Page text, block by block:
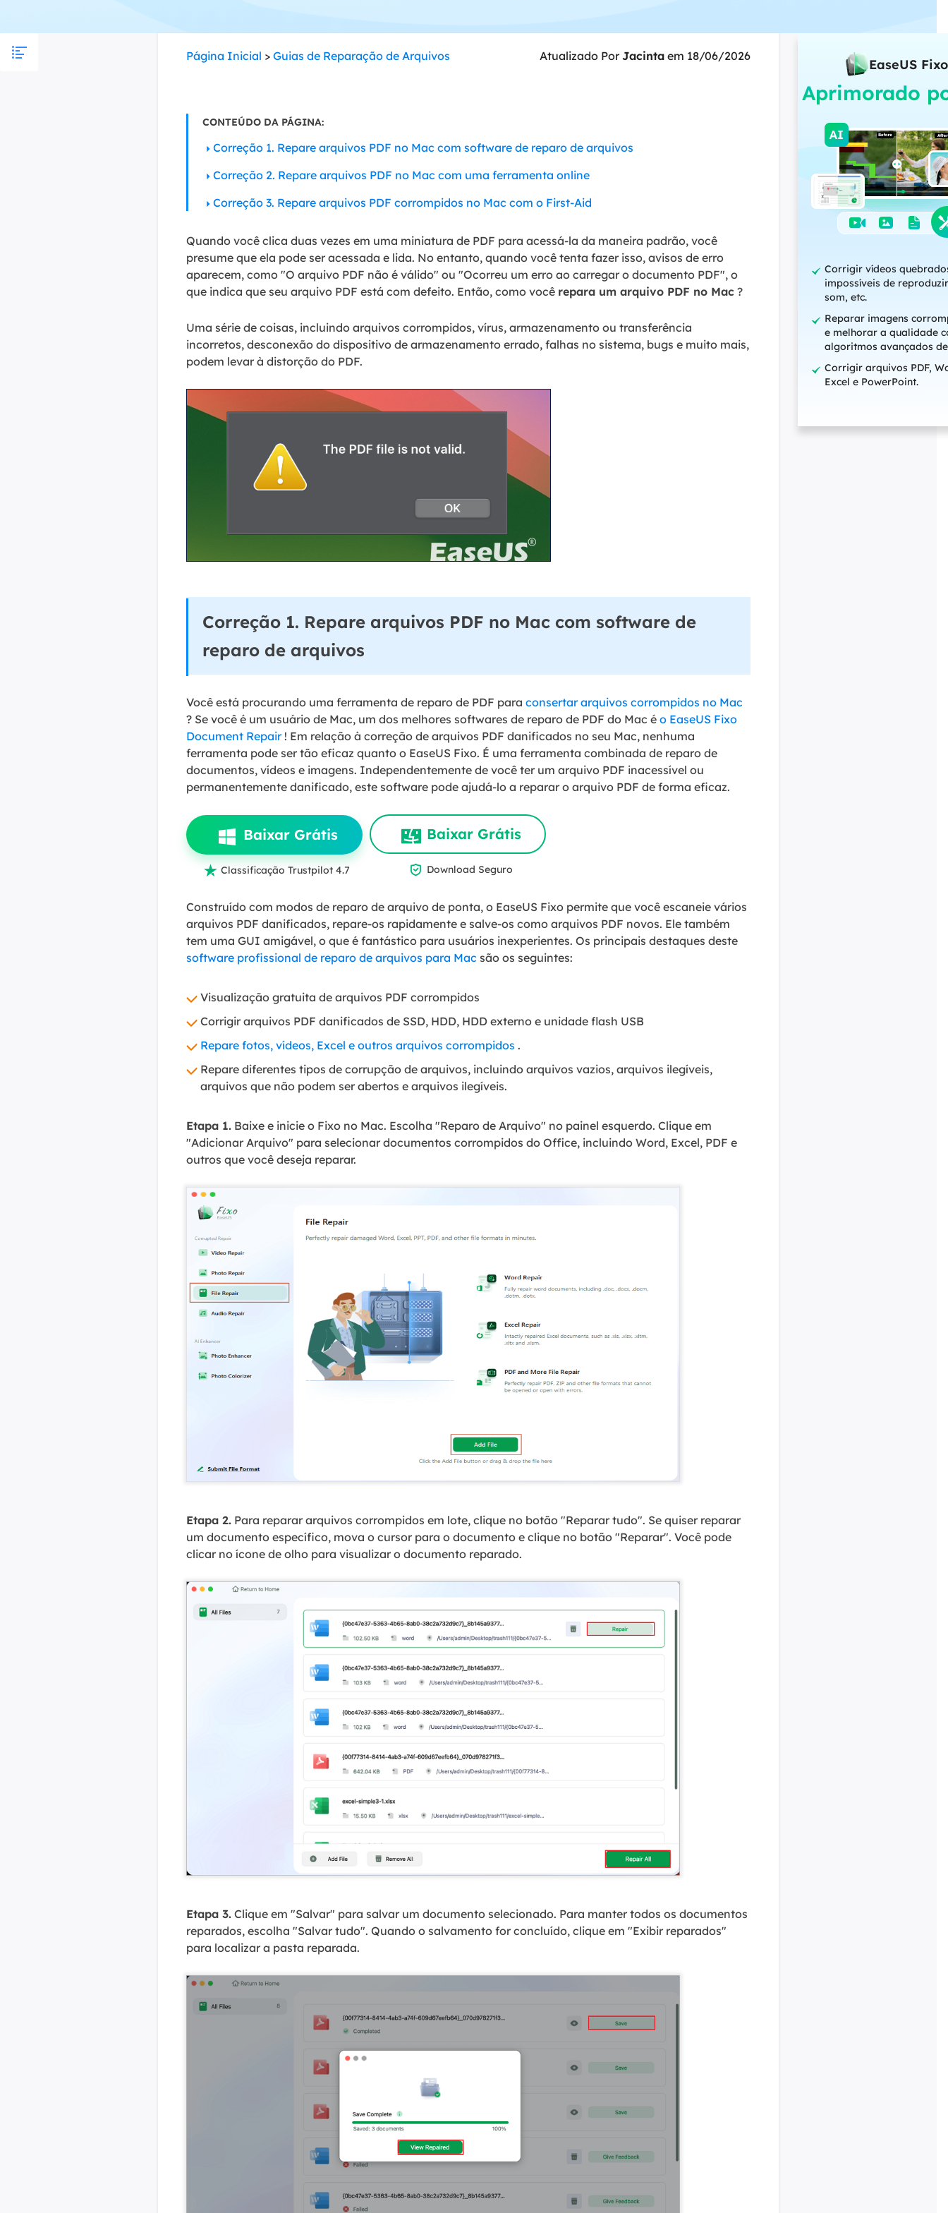
Partition Recovery
MS SQL Recovery
Recuperação de banco de dados MS SQL
Recuperação de Cartão SD
Recuperação de Pen Drive
Recuperação de Fotos
System Deploy
Alterar voz em tempo real
EaseUS Fixo
Aprimorado
Corrigir vídeos
impossíveis de
som, etc.
Reparar imagens
e melhorar a qualidade
algoritmos avançados
Corrigir arquivos PDF,
Excel e PowerPoint.
Página Inicial > Guias de Reparação de Arquivos Atualizado PorJacinta em 18/06/2026
CONTEÚDO DA PÁGINA:
Correção 1. Repare arquivos PDF no Mac com software de reparo de arquivos
Correção 2. Repare arquivos PDF no Mac com uma ferramenta online
Correção 3. Repare arquivos PDF corrompidos no Mac com o First-Aid
Quando você clica duas vezes em uma miniatura de PDF para acessá-la da maneira padrão, você
presume que ela pode ser acessada e lida. No entanto, quando você tenta fazer isso, avisos de erro
aparecem, como "O arquivo PDF não é válido" ou "Ocorreu um erro ao carregar o documento PDF", o
que indica que seu arquivo PDF está com defeito. Então, como você repara um arquivo PDF no Mac ?
Uma série de coisas, incluindo arquivos corrompidos, vírus, armazenamento ou transferência
incorretos, desconexão do dispositivo de armazenamento errado, falhas no sistema, bugs e muito mais,
podem levar à distorção do PDF.
Correção 1. Repare arquivos PDF no Mac com software de
reparo de arquivos
Você está procurando uma ferramenta de reparo de PDF para consertar arquivos corrompidos no Mac
? Se você é um usuário de Mac, um dos melhores softwares de reparo de PDF do Mac é o EaseUS Fixo
Document Repair! Em relação à correção de arquivos PDF danificados no seu Mac, nenhuma
ferramenta pode ser tão eficaz quanto o EaseUS Fixo. É uma ferramenta combinada de reparo de
documentos, vídeos e imagens. Independentemente de você ter um arquivo PDF inacessível ou
permanentemente danificado, este software pode ajudá-lo a reparar o arquivo PDF de forma eficaz.
Baixar Grátis
 Classificação Trustpilot 4.7
Baixar Grátis
 Download Seguro
Construído com modos de reparo de arquivo de ponta, o EaseUS Fixo permite que você escaneie vários
arquivos PDF danificados, repare-os rapidamente e salve-os como arquivos PDF novos. Ele também
tem uma GUI amigável, o que é fantástico para usuários inexperientes. Os principais destaques deste
software profissional de reparo de arquivos para Mac são os seguintes:
Visualização gratuita de arquivos PDF corrompidos
Corrigir arquivos PDF danificados de SSD, HDD, HDD externo e unidade flash USB
Repare fotos, vídeos, Excel e outros arquivos corrompidos .
Repare diferentes tipos de corrupção de arquivos, incluindo arquivos vazios, arquivos ilegíveis,
arquivos que não podem ser abertos e arquivos ilegíveis.
Etapa 1. Baixe e inicie o Fixo no Mac. Escolha "Reparo de Arquivo" no painel esquerdo. Clique em
"Adicionar Arquivo" para selecionar documentos corrompidos do Office, incluindo Word, Excel, PDF e
outros que você deseja reparar.
Etapa 2. Para reparar arquivos corrompidos em lote, clique no botão "Reparar tudo". Se quiser reparar
um documento específico, mova o cursor para o documento e clique no botão "Reparar". Você pode
clicar no ícone de olho para visualizar o documento reparado.
Etapa 3. Clique em "Salvar" para salvar um documento selecionado. Para manter todos os documentos
reparados, escolha "Salvar tudo". Quando o salvamento for concluído, clique em "Exibir reparados"
para localizar a pasta reparada.